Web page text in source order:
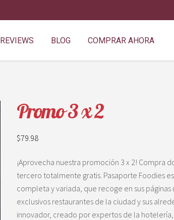
REVIEWS BLOG COMPRAR AHORA
Promo 3 x 2
$79.98
¡Aprovecha nuestra promoción 3 x 2! Compra
tercero totalmente gratis. Pasaporte Foodies
completa y variada, que recoge en sus
exclusivos restaurantes de la ciudad y sus
innovador, creado por expertos de la